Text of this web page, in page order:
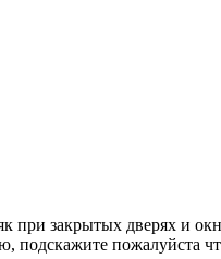
при закрытых дверях и
подскажите пожалуйста